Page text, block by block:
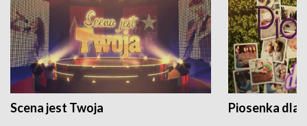
Scena jest Twoja Piosenka dla